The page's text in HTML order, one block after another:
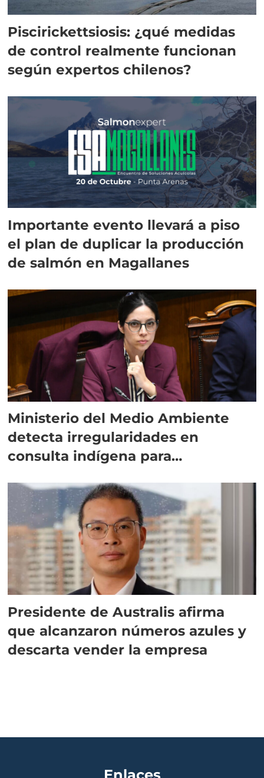
Piscirickettsiosis: ¿qué medidas
de control realmente funcionan
según expertos chilenos?
Importante evento llevará a piso
el plan de duplicar la producción
de salmón en Magallanes
Ministerio del Medio Ambiente
detecta irregularidades en
consulta indígena para
Presidente de Australis afirma
que alcanzaron números azules y
descarta vender la empresa